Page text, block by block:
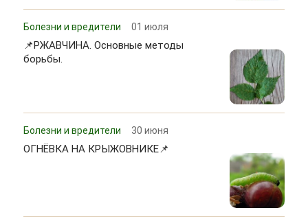
Болезни и вредители 01 июля
📌РЖАВЧИНА. Основные методы
борьбы.
Болезни и вредители 30 июня
ОГНЁВКА НА КРЫЖОВНИКЕ📌